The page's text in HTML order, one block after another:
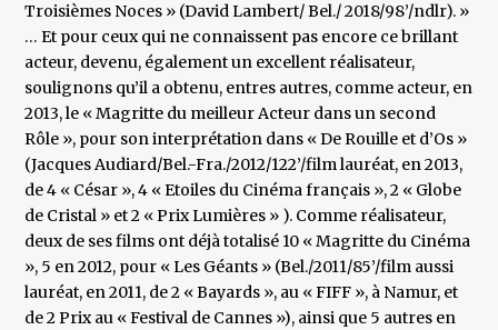
Troisièmes Noces » (David Lambert/ Bel./ 2018/98’/ndlr). »
… Et pour ceux qui ne connaissent pas encore ce brillant
acteur, devenu, également un excellent réalisateur,
soulignons qu’il a obtenu, entres autres, comme acteur, en
2013, le « Magritte du meilleur Acteur dans un second
Rôle », pour son interprétation dans « De Rouille et d’Os »
(Jacques Audiard/Bel.-Fra./2012/122’/film lauréat, en 2013,
de 4 « César », 4 « Etoiles du Cinéma français », 2 « Globe
de Cristal » et 2 « Prix Lumières » ). Comme réalisateur,
deux de ses films ont déjà totalisé 10 « Magritte du Cinéma
», 5 en 2012, pour « Les Géants » (Bel./2011/85’/film aussi
lauréat, en 2011, de 2 « Bayards », au « FIFF », à Namur, et
de 2 Prix au « Festival de Cannes »), ainsi que 5 autres en